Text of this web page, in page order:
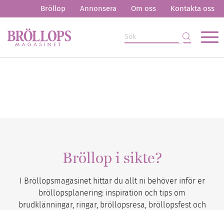
Bröllop Annonsera Om oss Kontakta oss
Bröllop i sikte?
I Bröllopsmagasinet hittar du allt ni behöver inför er
bröllopsplanering: inspiration och tips om
brudklänningar, ringar, bröllopsresa, bröllopsfest och